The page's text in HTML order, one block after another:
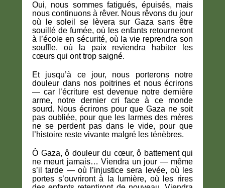
Oui, nous sommes fatigués, épuisés, mais
nous continuons à rêver. Nous rêvons du jour
où le soleil se lèvera sur Gaza sans être
souillé de fumée, où les enfants retourneront
à l’école en sécurité, où la vie reprendra son
souffle, où la paix reviendra habiter les
cœurs qui ont trop saigné.
Et jusqu’à ce jour, nous porterons notre
douleur dans nos poitrines et nous écrirons
— car l’écriture est devenue notre dernière
arme, notre dernier cri face à ce monde
sourd. Nous écrirons pour que Gaza ne soit
pas oubliée, pour que les larmes des mères
ne se perdent pas dans le vide, pour que
l’histoire reste vivante malgré les ténèbres.
Ô Gaza, ô douleur du cœur, ô battement qui
ne meurt jamais… Viendra un jour — même
s’il tarde — où l’injustice sera levée, où les
portes s’ouvriront à la lumière, où les rires